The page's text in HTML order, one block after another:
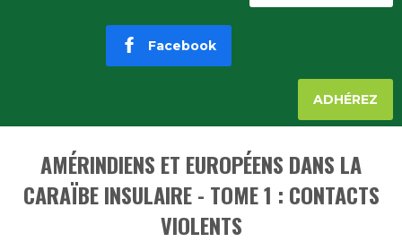
Facebook
ADHÉREZ
AMÉRINDIENS ET EUROPÉENS DANS LA
CARAÏBE INSULAIRE - TOME 1 : CONTACTS
VIOLENTS